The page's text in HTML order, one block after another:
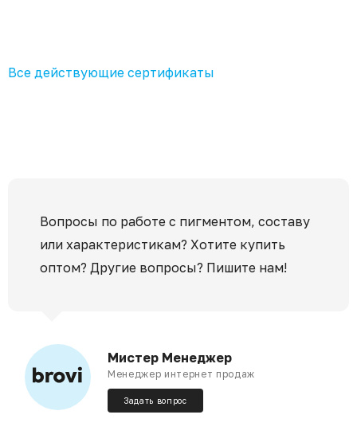
Все действующие сертификаты
Вопросы по работе с пигментом, составу
или характеристикам? Хотите купить
оптом? Другие вопросы? Пишите нам!
Мистер Менеджер
Менеджер интернет продаж
Задать вопрос